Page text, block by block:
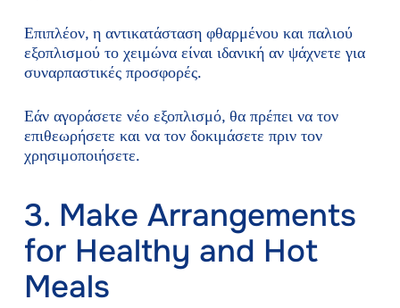
Επιπλέον, η αντικατάσταση φθαρμένου και παλιού
εξοπλισμού το χειμώνα είναι ιδανική αν ψάχνετε για
συναρπαστικές προσφορές.
Εάν αγοράσετε νέο εξοπλισμό, θα πρέπει να τον
επιθεωρήσετε και να τον δοκιμάσετε πριν τον
χρησιμοποιήσετε.
3. Make Arrangements
for Healthy and Hot
Meals